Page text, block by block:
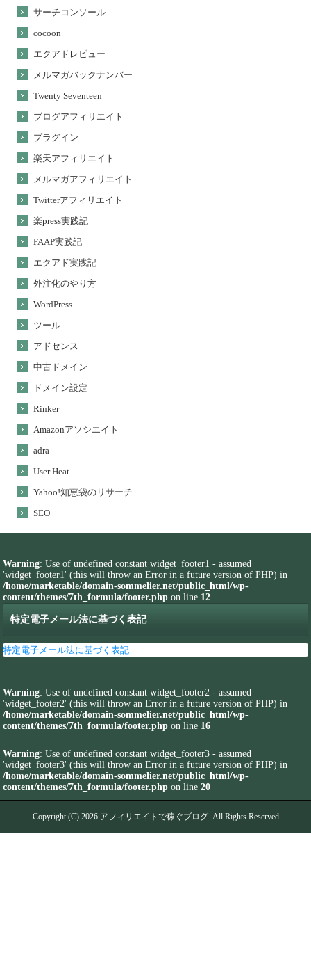
サーチコンソール
cocoon
エクアドレビュー
メルマガバックナンバー
Twenty Seventeen
ブログアフィリエイト
プラグイン
楽天アフィリエイト
メルマガアフィリエイト
Twitterアフィリエイト
楽press実践記
FAAP実践記
エクアド実践記
外注化のやり方
WordPress
ツール
アドセンス
中古ドメイン
ドメイン設定
Rinker
Amazonアソシエイト
adra
User Heat
Yahoo!知恵袋のリサーチ
SEO
Warning: Use of undefined constant widget_footer1 - assumed
'widget_footer1' (this will throw an Error in a future version of PHP) in
/home/marketable/domain-sommelier.net/public_html/wp-
content/themes/7th_formula/footer.php on line 12
特定電子メール法に基づく表記
特定電子メール法に基づく表記
Warning: Use of undefined constant widget_footer2 - assumed
'widget_footer2' (this will throw an Error in a future version of PHP) in
/home/marketable/domain-sommelier.net/public_html/wp-
content/themes/7th_formula/footer.php on line 16
Warning: Use of undefined constant widget_footer3 - assumed
'widget_footer3' (this will throw an Error in a future version of PHP) in
/home/marketable/domain-sommelier.net/public_html/wp-
content/themes/7th_formula/footer.php on line20
Copyright (C) 2026 アフィリエイトで稼ぐブログAll Rights Reserved